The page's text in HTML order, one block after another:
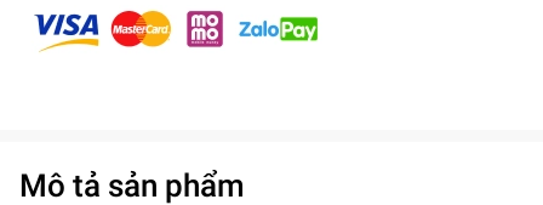
Mô tả sản phẩm